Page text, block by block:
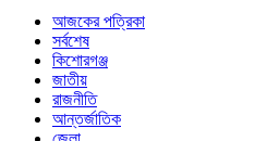
আজকের পত্রিকা
সর্বশেষ
কিশোরগঞ্জ
জাতীয়
রাজনীতি
আন্তর্জাতিক